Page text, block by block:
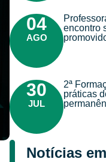
04
AGO
encontro
30
JUL
2ª
práticas
Notícias